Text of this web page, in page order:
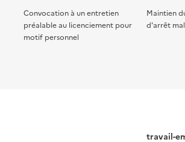
Convocation à un entretien
préalable au licenciement pour
motif personnel
Maintien
d'arrêt
travail-